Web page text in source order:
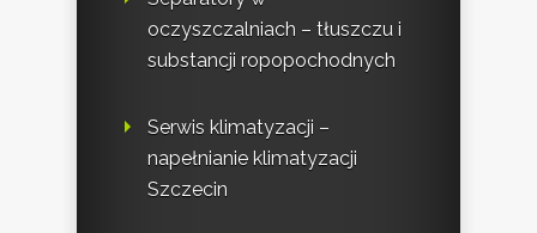
oczyszczalniach – tłuszczu i
substancji ropopochodnych
Serwis klimatyzacji –
napełnianie klimatyzacji
Szczecin